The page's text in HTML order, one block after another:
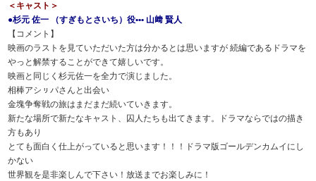
＜キャスト＞
●杉元 佐一 （すぎもとさいち）役••• 山﨑 賢人
【コメント】
映画のラストを見ていただいた方は分かるとは思いますが 続編であるドラマを
やっと解禁することができて嬉しいです。
映画と同じく杉元佐一を全力で演じました。
相棒アシㇼパさんと出会い
金塊争奪戦の旅はまだまだ続いていきます。
新たな場所で新たなキャスト、囚人たちも出てきます。ドラマならではの描き
方もあり
とても面白く仕上がっていると思います！！！ドラマ版ゴールデンカムイにし
かない
世界観を是非楽しんで下さい！放送までお楽しみに！